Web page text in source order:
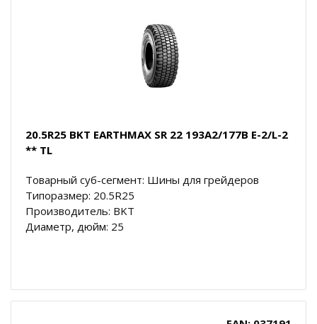
20.5R25 BKT EARTHMAX SR 22 193A2/177B E-2/L-2
** TL
Товарный суб-сегмент: Шины для грейдеров
Типоразмер: 20.5R25
Производитель: BKT
Диаметр, дюйм: 25